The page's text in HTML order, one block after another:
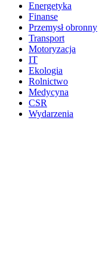
Energetyka
Finanse
Przemysł obronny
Transport
Motoryzacja
IT
Ekologia
Rolnictwo
Medycyna
CSR
Wydarzenia